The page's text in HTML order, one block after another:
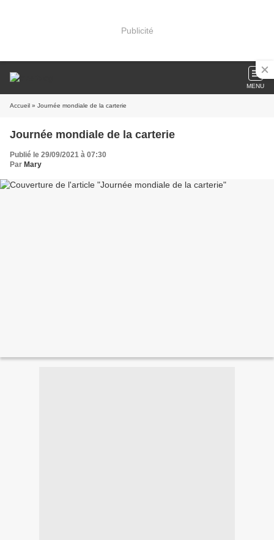
Publicité
MENU
Accueil » Journée mondiale de la carterie
Journée mondiale de la carterie
Publié le 29/09/2021 à 07:30
Par Mary